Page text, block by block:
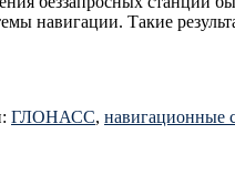
навигации. Такие
ГЛОНАСС, навигационные